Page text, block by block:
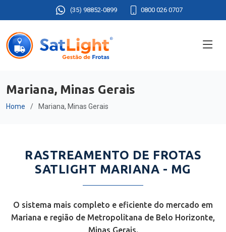
(35) 98852-0899 0800 026 0707
Mariana, Minas Gerais
Home Mariana, Minas Gerais
RASTREAMENTO DE FROTAS
SATLIGHT MARIANA - MG
O sistema mais completo e eficiente do mercado em
Mariana e região de Metropolitana de Belo Horizonte,
Minas Gerais.